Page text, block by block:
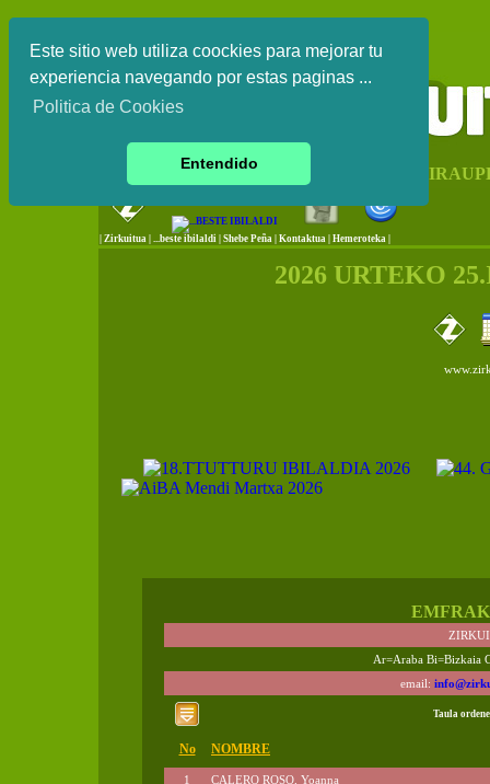
Este sitio web utiliza coockies para mejorar tu
experiencia navegando por estas paginas ...
Politica de Cookies
Entendido
EUSKAL HERRIKO
Zirkuitua ...beste ibilaldi Shebe Peña Kontaktua Hemeroteka |
2026 URTEKO
Ar=Araba Bi=Bizkaia
email:
Taula
No NOMBRE
1
CALERO ROSO, Yoanna